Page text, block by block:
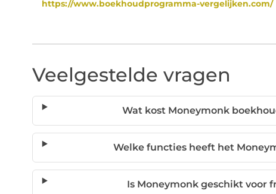
https://www.boekhoudprogramma-vergelijken.com/
Veelgestelde vragen
Wat kost Moneymonk
Welke functies heeft het
Is Moneymonk geschikt voor